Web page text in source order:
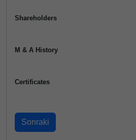
Shareholders
M & A History
Certificates